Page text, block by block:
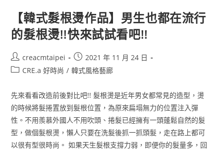
【韓式髮根燙作品】男生也都在流行
的髮根燙!!快來試試看吧!!
creacmtaipei
2021 年 11 月 24 日
CRE.a 好時尚 / 韓式風格藝廊
先來看看改造前後對比吧!! 髮根燙是近年男女都常見的造型，燙
的時候將髮捲置放到髮根位置，為原來扁塌無力的位置注入彈
性。不用羨慕外國人不用吹頭、捲髮已經擁有一頭蓬鬆自然的髮
型，做個髮根燙，懶人只要在洗髮後抓一抓頭髮，走在路上都可
以很有型很時尚。 如果天生髮根支撐力弱，即便你的髮量多，回